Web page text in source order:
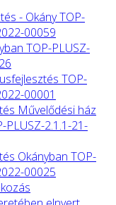
- Okány TOP-
00059
TOP-PLUSZ-
TOP-
00001
Művelődési ház
PLUSZ-2.1.1-21-
Okányban TOP-
00025